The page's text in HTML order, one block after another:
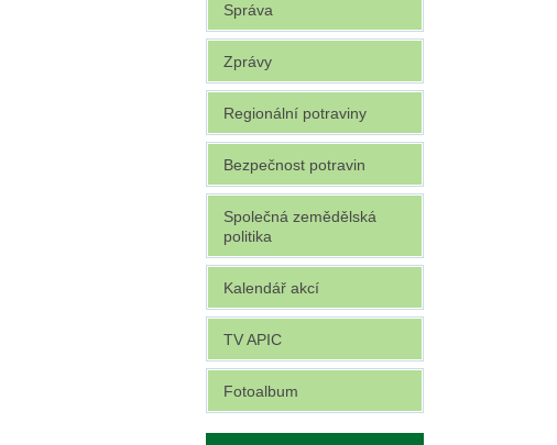
Správa
Zprávy
Regionální potraviny
Bezpečnost potravin
Společná zemědělská
politika
Kalendář akcí
TV APIC
Fotoalbum